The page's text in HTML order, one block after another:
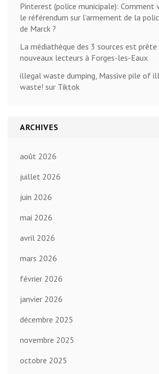
Pinterest (police municipale): Comment
le référendum sur l’armement de la
de Marck ?
La médiathèque des 3 sources est prête
nouveaux lecteurs à Forges-les-Eaux
illegal waste dumping, Massive pile of
waste! sur Tiktok
ARCHIVES
août 2026
juillet 2026
juin 2026
mai 2026
avril 2026
mars 2026
février 2026
janvier 2026
décembre 2025
novembre 2025
octobre 2025